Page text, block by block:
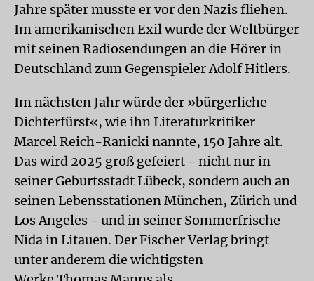
Jahre später musste er vor den Nazis fliehen.
Im amerikanischen Exil wurde der Weltbürger
mit seinen Radiosendungen an die Hörer in
Deutschland zum Gegenspieler Adolf Hitlers.
Im nächsten Jahr würde der »bürgerliche
Dichterfürst«, wie ihn Literaturkritiker
Marcel Reich-Ranicki nannte, 150 Jahre alt.
Das wird 2025 groß gefeiert - nicht nur in
seiner Geburtsstadt Lübeck, sondern auch an
seinen Lebensstationen München, Zürich und
Los Angeles - und in seiner Sommerfrische
Nida in Litauen. Der Fischer Verlag bringt
unter anderem die wichtigsten